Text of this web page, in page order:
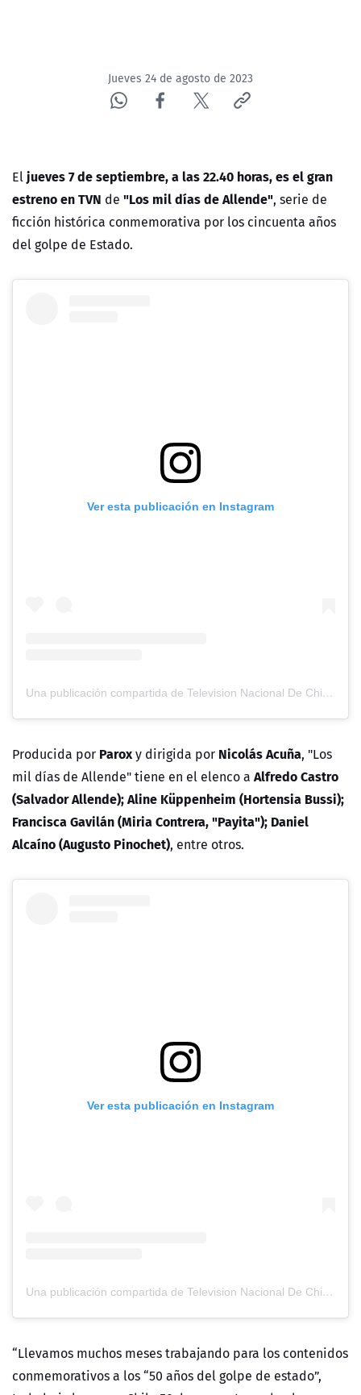
Jueves 24 de agosto de 2023
Eljueves 7 de septiembre, a las 22.40 horas, es el gran
estreno en TVN de "Los mil días de Allende", serie de
ficción histórica conmemorativa por los cincuenta años
del golpe de Estado.
Ver esta publicación en Instagram
Una publicación compartida de Television Nacional De Chile (@tvn)
Producida por Paroxy dirigida por Nicolás Acuña, "Los
mil días de Allende" tiene en el elenco a Alfredo Castro
(Salvador Allende); Aline Küppenheim (Hortensia Bussi);
Francisca Gavilán (Miria Contrera, "Payita"); Daniel
Alcaíno (Augusto Pinochet), entre otros.
Ver esta publicación en Instagram
Una publicación compartida de Television Nacional De Chile (@tvn)
“Llevamos muchos meses trabajando para los contenidos
conmemorativos a los “50 años del golpe de estado”,